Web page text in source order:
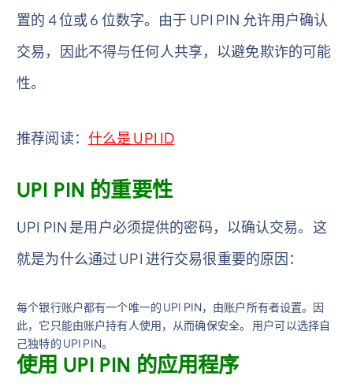
置的 4 位或 6 位数字。由于 UPI PIN 允许用户确认
交易，因此不得与任何人共享，以避免欺诈的可能
性。
推荐阅读： 什么是 UPI ID
UPI PIN 的重要性
UPI PIN 是用户必须提供的密码，以确认交易。这
就是为什么通过 UPI 进行交易很重要的原因：
每个银行账户都有一个唯一的 UPI PIN，由账户所有者设置。因
此，它只能由账户持有人使用，从而确保安全。 用户可以选择自
己独特的 UPI PIN。
使用 UPI PIN 的应用程序